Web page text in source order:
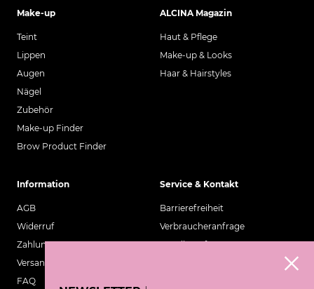
Make-up
Teint
Lippen
Augen
Nägel
Zubehör
Make-up Finder
Brow Product Finder
ALCINA Magazin
Haut & Pflege
Make-up & Looks
Haar & Hairstyles
Information
AGB
Widerruf
Zahlung
Versand
FAQ
Service & Kontakt
Barrierefreiheit
Verbraucheranfrage
Händleranfrage